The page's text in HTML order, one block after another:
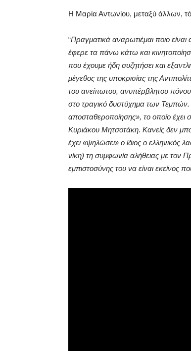
Η Μαρία Αντωνίου, μεταξύ άλλων,
“Πραγματικά αναρωτιέμαι ποιο
έφερε τα πάνω κάτω και
που έχουμε ήδη συζητήσει και
μέγεθος της υποκρισίας της
του ανείπωτου, ανυπέρβλητου
στο τραγικό δυστύχημα των Τεμπών.
αποσταθεροποίησης», το οποίο έχει
Κυριάκου Μητσοτάκη. Κανείς δεν
έχει «ψηλώσει» ο ίδιος ο ελληνικός
νίκη) τη συμφωνία αλήθειας με
εμπιστοσύνης του να είναι εκείνος